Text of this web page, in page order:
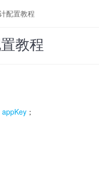
配置教程
教程
appKey ；